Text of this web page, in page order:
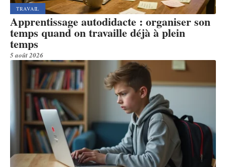
TRAVAIL
Apprentissage autodidacte : organiser son
temps quand on travaille déjà à plein
temps
5 août 2026